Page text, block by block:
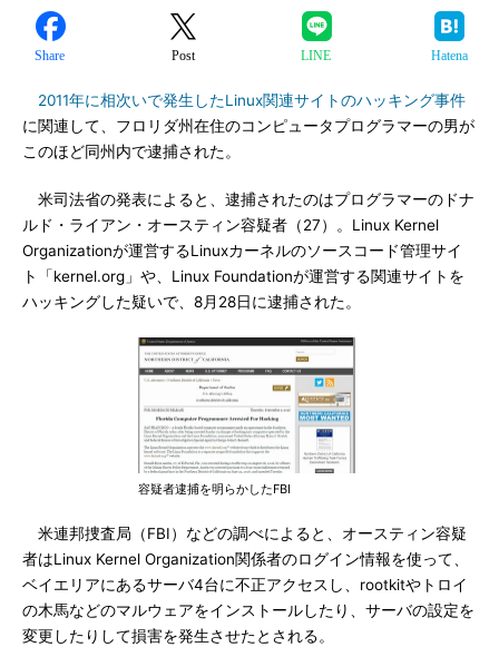
Share Post LINE Hatena
2011年に相次いで発生したLinux関連サイトのハッキング事件
に関連して、フロリダ州在住のコンピュータプログラマーの男が
このほど同州内で逮捕された。
米司法省の発表によると、逮捕されたのはプログラマーのドナ
ルド・ライアン・オースティン容疑者（27）。Linux Kernel
Organizationが運営するLinuxカーネルのソースコード管理サイ
ト「kernel.org」や、Linux Foundationが運営する関連サイトを
ハッキングした疑いで、8月28日に逮捕された。
容疑者逮捕を明らかしたFBI
米連邦捜査局（FBI）などの調べによると、オースティン容疑
者はLinux Kernel Organization関係者のログイン情報を使って、
ベイエリアにあるサーバ4台に不正アクセスし、rootkitやトロイ
の木馬などのマルウェアをインストールしたり、サーバの設定を
変更したりして損害を発生させたとされる。